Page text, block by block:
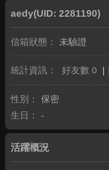
aedy(UID: 2281190)
信箱狀態： 未驗證
統計資訊： 好友數 0
性別：
保密
生日：
-
活躍概況